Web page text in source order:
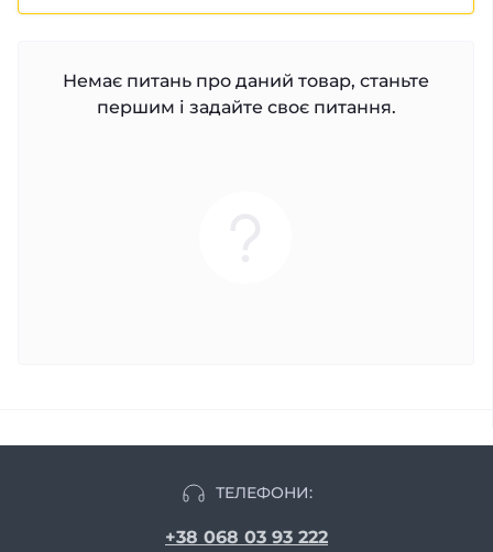
Немає питань про даний товар, станьте
першим і задайте своє питання.
ТЕЛЕФОНИ:
+38 068 03 93 222